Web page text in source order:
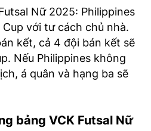
Nữ 2025: Philippines
với tư cách chủ nhà.
kết, cả 4 đội bán kết sẽ
Nếu Philippines không
á quân và hạng ba sẽ
bảng VCK Futsal Nữ